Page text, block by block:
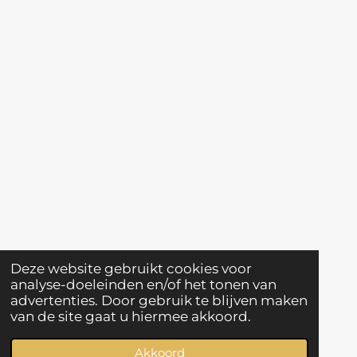
Deze website gebruikt cookies voor
analyse-doeleinden en/of het tonen van
advertenties. Door gebruik te blijven maken
van de site gaat u hiermee akkoord.
Akkoord